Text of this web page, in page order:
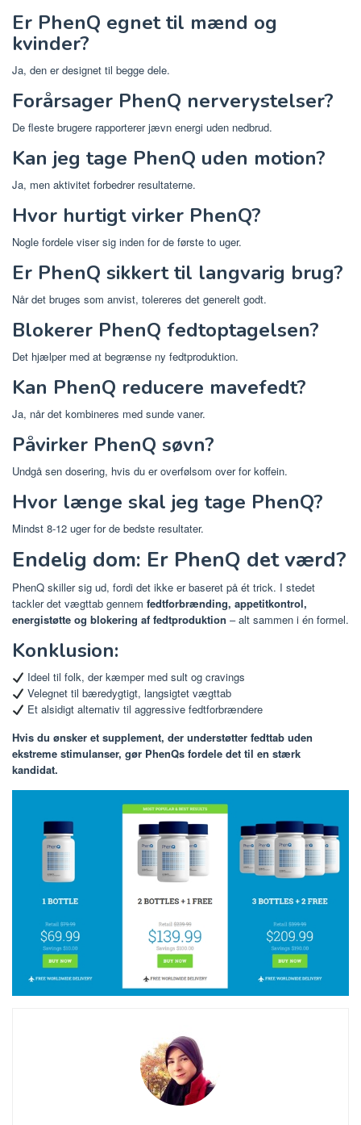
Er PhenQ egnet til mænd og
kvinder?
Ja, den er designet til begge dele.
Forårsager PhenQ nerverystelser?
De fleste brugere rapporterer jævn energi uden nedbrud.
Kan jeg tage PhenQ uden motion?
Ja, men aktivitet forbedrer resultaterne.
Hvor hurtigt virker PhenQ?
Nogle fordele viser sig inden for de første to uger.
Er PhenQ sikkert til langvarig brug?
Når det bruges som anvist, tolereres det generelt godt.
Blokerer PhenQ fedtoptagelsen?
Det hjælper med at begrænse ny fedtproduktion.
Kan PhenQ reducere mavefedt?
Ja, når det kombineres med sunde vaner.
Påvirker PhenQ søvn?
Undgå sen dosering, hvis du er overfølsom over for koffein.
Hvor længe skal jeg tage PhenQ?
Mindst 8-12 uger for de bedste resultater.
Endelig dom: Er PhenQ det værd?
PhenQ skiller sig ud, fordi det ikke er baseret på ét trick. I stedet
tackler det vægttab gennem fedtforbrænding, appetitkontrol,
energistøtte og blokering af fedtproduktion – alt sammen i én formel.
Konklusion:
Ideel til folk, der kæmper med sult og cravings
Velegnet til bæredygtigt, langsigtet vægttab
Et alsidigt alternativ til aggressive fedtforbrændere
Hvis du ønsker et supplement, der understøtter fedttab uden
ekstreme stimulanser, gør PhenQs fordele det til en stærk
kandidat.